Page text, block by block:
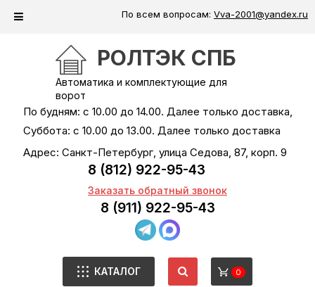
По всем вопросам: Vva-2001@yandex.ru
РОЛТЭК СПБ
Автоматика и комплектующие для
ворот
По будням: с 10.00 до 14.00. Далее только доставка,
Суббота: с 10.00 до 13.00. Далее только доставка
Адрес: Санкт-Петербург, улица Седова, 87, корп. 9
8 (812) 922-95-43
Заказать обратный звонок
8 (911) 922-95-43
КАТАЛОГ 0